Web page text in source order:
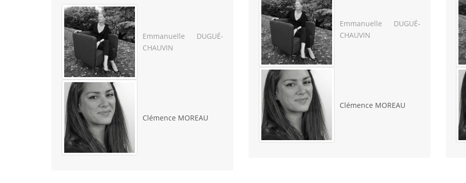
Emmanuelle DUGUÉ-
CHAUVIN
Clémence MOREAU
Emmanuelle DUGUÉ-
CHAUVIN
Clémence MOREAU